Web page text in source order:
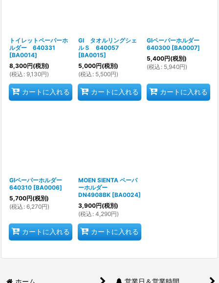
トイレットペーパーホ
ルダー 640331
[BA0014]
8,300円(税別)
(税込 : 9,130円)
カートに入れる
GI タオルリングシェ
ルＳ 640057
[BA0015]
5,000円(税別)
(税込 : 5,500円)
カートに入れる
GIペーパーホルダー
640300 [BA0007]
5,400円(税別)
(税込 : 5,940円)
カートに入れる
GIペーパーホルダー
640310 [BA0006]
5,700円(税別)
(税込 : 6,270円)
カートに入れる
MOEN SIENTA ペーパ
ーホルダー
DN4908BK [BA0024]
3,900円(税別)
(税込 : 4,290円)
カートに入れる
ホーム 営業日＆営業時間